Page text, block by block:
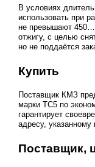
В условиях
использовать при
не превышают
отжигу, с целью
но не поддаётся
Купить
Поставщик КМЗ
марки ТС5 по
гарантирует
адресу, указанному
Поставщик,